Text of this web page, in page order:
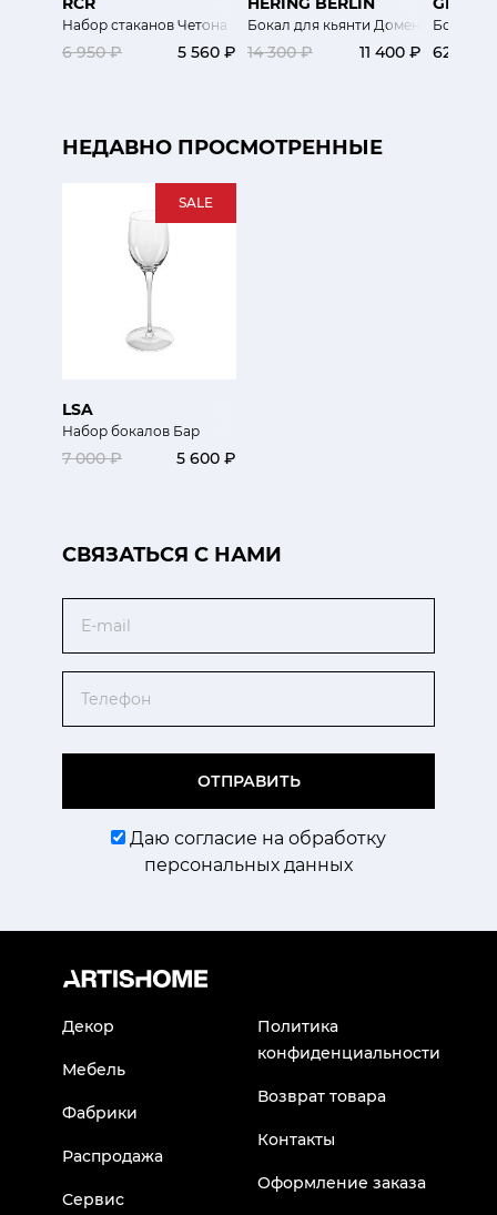
Набор стаканов Четона
6 950 ₽ 5 560 ₽
Бокал для кьянти Домен
14 300 ₽ 11 400 ₽
Бокал
62 500
НЕДАВНО ПРОСМОТРЕННЫЕ
SALE
LSA
Набор бокалов Бар
7 000 ₽ 5 600 ₽
CВЯЗАТЬСЯ С НАМИ
ОТПРАВИТЬ
Даю согласие на обработку
персональных данных
Декор
Мебель
Фабрики
Распродажа
Сервис
Политика
конфиденциальности
Возврат товара
Контакты
Оформление заказа